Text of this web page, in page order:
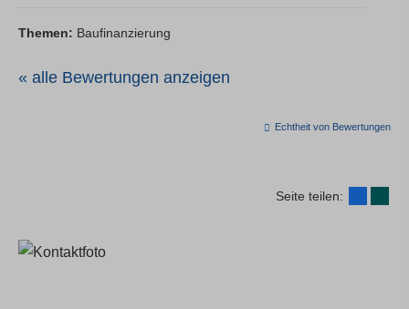
Themen: Baufinanzierung
« alle Bewertungen anzeigen
Echtheit von Bewertungen
Seite teilen: